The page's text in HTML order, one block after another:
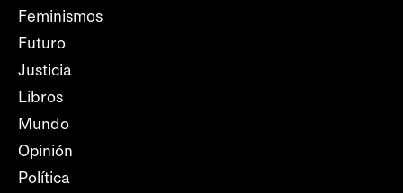
Feminismos
Futuro
Justicia
Libros
Mundo
Opinión
Política